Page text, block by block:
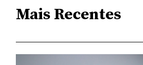
Mais Recentes